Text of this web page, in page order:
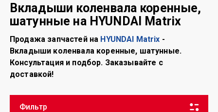
Вкладыши коленвала коренные,
шатунные на HYUNDAI Matrix
Продажа запчастей на HYUNDAI Matrix -
Вкладыши коленвала коренные, шатунные.
Консультация и подбор. Заказывайте с
доставкой!
Фильтр